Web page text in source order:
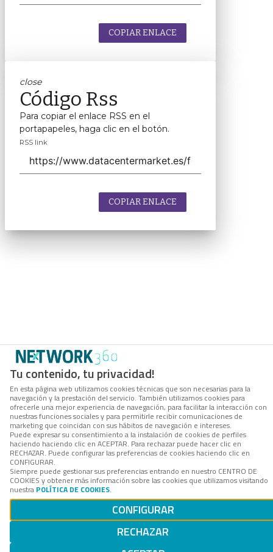
Tu contenido, tu privacidad!
En esta página web utilizamos cookies técnicas que son necesarias para la
navegación y la prestación del servicio. También utilizamos cookies para
ofrecerle una mejor experiencia de navegación, para facilitar la interacción con
nuestras funciones sociales y para permitirle recibir comunicaciones de
marketing que coincidan con sus hábitos de navegación e intereses.
Puede expresar su consentimiento a la instalación de cookies de perfiles
haciendo haciendo clic en ACEPTAR. Para rechazar puede hacer clic en
RECHAZAR. Puede configurar las preferencias de cookies haciendo clic en
CONFIGURAR.
Siempre puede gestionar sus preferencias entrando en nuestro CENTRO DE
COOKIES y obtener más información sobre las cookies que utilizamos visitando
nuestra POLÍTICA DE COOKIES.
CONFIGURAR
RECHAZAR
COPIAR ENLACE
close
Código Rss
Para copiar el enlace RSS en el
portapapeles, haga clic en el botón.
RSS link
COPIAR ENLACE